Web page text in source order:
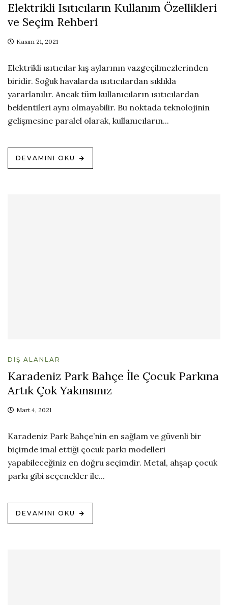
Elektrikli Isıtıcıların Kullanım Özellikleri
ve Seçim Rehberi
Kasım 21, 2021
Elektrikli ısıtıcılar kış aylarının vazgeçilmezlerinden
biridir. Soğuk havalarda ısıtıcılardan sıklıkla
yararlanılır. Ancak tüm kullanıcıların ısıtıcılardan
beklentileri aynı olmayabilir. Bu noktada teknolojinin
gelişmesine paralel olarak, kullanıcıların...
DEVAMINI OKU
DIŞ ALANLAR
Karadeniz Park Bahçe İle Çocuk Parkına
Artık Çok Yakınsınız
Mart 4, 2021
Karadeniz Park Bahçe’nin en sağlam ve güvenli bir
biçimde imal ettiği çocuk parkı modelleri
yapabileceğiniz en doğru seçimdir. Metal, ahşap çocuk
parkı gibi seçenekler ile...
DEVAMINI OKU